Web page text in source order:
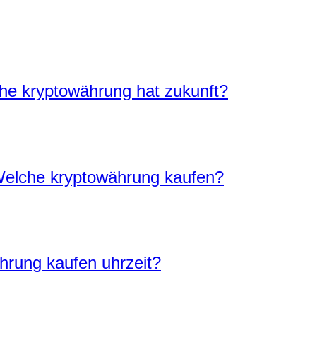
kryptowährung hat zukunft?
kryptowährung kaufen?
kaufen uhrzeit?